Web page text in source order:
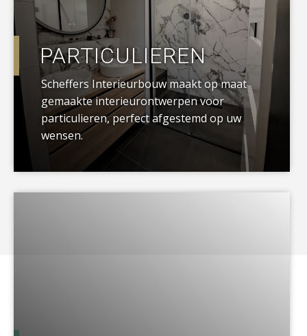
PARTICULIEREN
Scheffers Interieurbouw maakt op maat
gemaakte interieurontwerpen voor
particulieren, perfect afgestemd op uw
wensen.